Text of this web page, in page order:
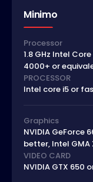
Minimo
Processor
1.8 GHz Intel
4000+ or
PROCESSOR
Intel core i5 or
Graphics
NVIDIA GeForce
better, Intel
VIDEO CARD
NVIDIA GTX 650